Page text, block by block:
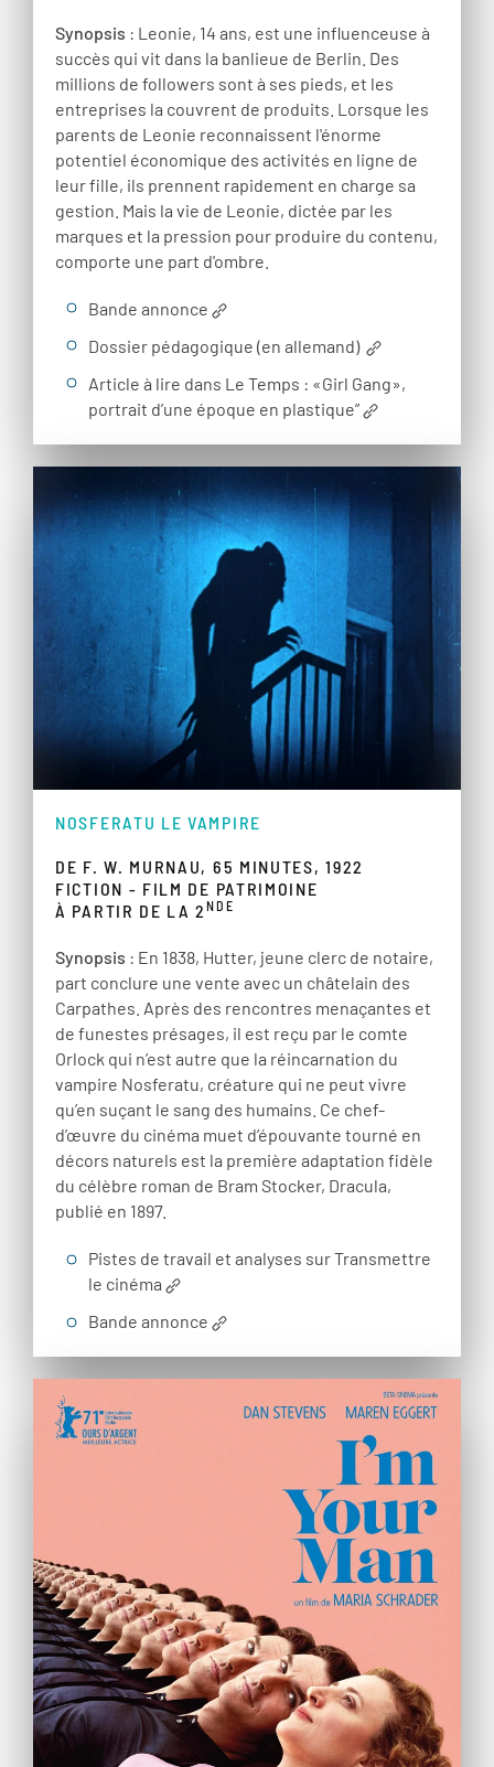
Synopsis : Leonie, 14 ans, est une influenceuse à
succès qui vit dans la banlieue de Berlin. Des
millions de followers sont à ses pieds, et les
entreprises la couvrent de produits. Lorsque les
parents de Leonie reconnaissent l'énorme
potentiel économique des activités en ligne de
leur fille, ils prennent rapidement en charge sa
gestion. Mais la vie de Leonie, dictée par les
marques et la pression pour produire du contenu,
comporte une part d'ombre.
Bande annonce
Dossier pédagogique (en allemand)
Article à lire dans Le Temps : «Girl Gang»,
portrait d’une époque en plastique”
NOSFERATU LE VAMPIRE
DE F. W. MURNAU, 65 MINUTES, 1922
FICTION - FILM DE PATRIMOINE
À PARTIR DE LA 2NDE
Synopsis : En 1838, Hutter, jeune clerc de notaire,
part conclure une vente avec un châtelain des
Carpathes. Après des rencontres menaçantes et
de funestes présages, il est reçu par le comte
Orlock qui n’est autre que la réincarnation du
vampire Nosferatu, créature qui ne peut vivre
qu’en suçant le sang des humains. Ce chef-
d’œuvre du cinéma muet d’épouvante tourné en
décors naturels est la première adaptation fidèle
du célèbre roman de Bram Stocker, Dracula,
publié en 1897.
Pistes de travail et analyses sur Transmettre
le cinéma
Bande annonce